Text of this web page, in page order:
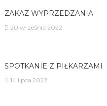
ZAKAZ WYPRZEDZANIA
20 września 2022
SPOTKANIE Z PIŁKARZAMI
14 lipca 2022